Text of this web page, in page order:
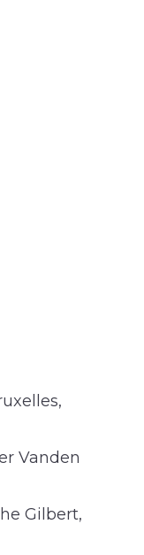
Vanden
Gilbert,